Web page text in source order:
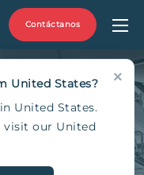
Contáctanos
difusión de aire
infinita para
×
United States?
United States.
visit our United